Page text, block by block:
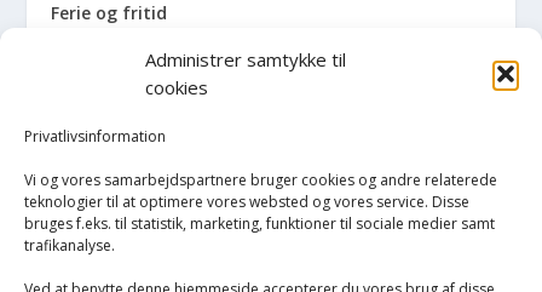
Administrer samtykke til
cookies
Privatlivsinformation
Vi og vores samarbejdspartnere bruger cookies og andre relaterede
teknologier til at optimere vores websted og vores service. Disse
bruges f.eks. til statistik, marketing, funktioner til sociale medier samt
trafikanalyse.
Ferie og fritid
Hus og have
Havemaskiner
Hvidevarer
Køkken